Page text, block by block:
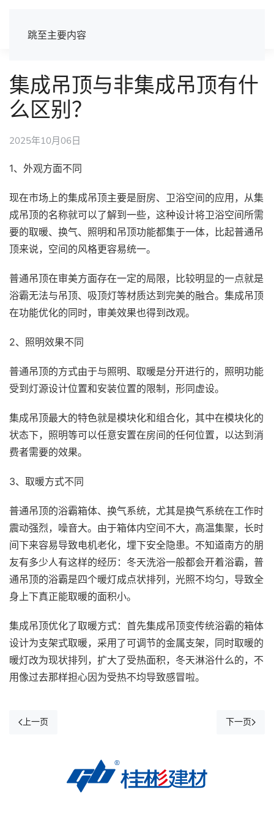
跳至主要内容
集成吊顶与非集成吊顶有什
么区别？
2025年10月06日
1、外观方面不同
现在市场上的集成吊顶主要是厨房、卫浴空间的应用，从集
成吊顶的名称就可以了解到一些，这种设计将卫浴空间所需
要的取暖、换气、照明和吊顶功能都集于一体，比起普通吊
顶来说，空间的风格更容易统一。
普通吊顶在审美方面存在一定的局限，比较明显的一点就是
浴霸无法与吊顶、吸顶灯等材质达到完美的融合。集成吊顶
在功能优化的同时，审美效果也得到改观。
2、照明效果不同
普通吊顶的方式由于与照明、取暖是分开进行的，照明功能
受到灯源设计位置和安装位置的限制，形同虚设。
集成吊顶最大的特色就是模块化和组合化，其中在模块化的
状态下，照明等可以任意安置在房间的任何位置，以达到消
费者需要的效果。
3、取暖方式不同
普通吊顶的浴霸箱体、换气系统，尤其是换气系统在工作时
震动强烈，噪音大。由于箱体内空间不大，高温集聚，长时
间下来容易导致电机老化，埋下安全隐患。不知道南方的朋
友有多少人有这样的经历：冬天洗浴一般都会开着浴霸，普
通吊顶的浴霸是四个暖灯成点状排列，光照不均匀，导致全
身上下真正能取暖的面积小。
集成吊顶优化了取暖方式：首先集成吊顶变传统浴霸的箱体
设计为支架式取暖，采用了可调节的金属支架，同时取暖的
暖灯改为现状排列，扩大了受热面积，冬天淋浴什么的，不
用像过去那样担心因为受热不均导致感冒啦。
上一页 下一页